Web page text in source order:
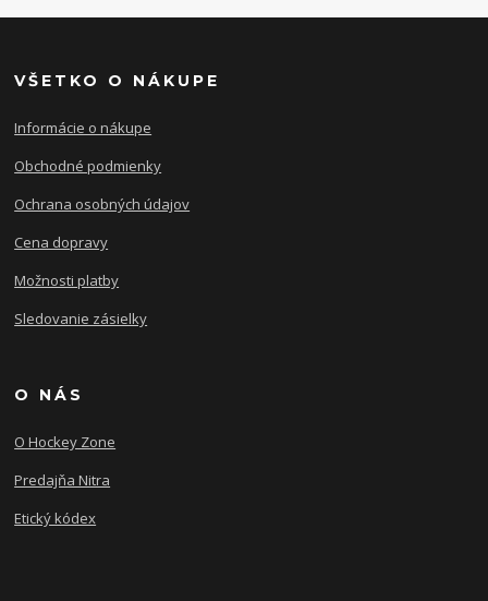
VŠETKO O NÁKUPE
Informácie o nákupe
Obchodné podmienky
Ochrana osobných údajov
Cena dopravy
Možnosti platby
Sledovanie zásielky
O NÁS
O Hockey Zone
Predajňa Nitra
Etický kódex